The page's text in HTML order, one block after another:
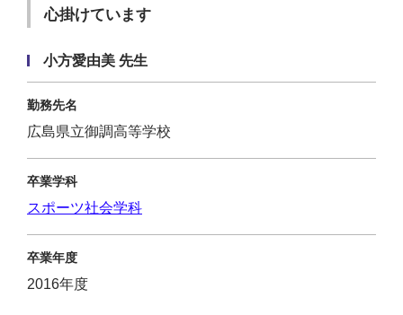
心掛けています
小方愛由美 先生
勤務先名
広島県立御調高等学校
卒業学科
スポーツ社会学科
卒業年度
2016年度